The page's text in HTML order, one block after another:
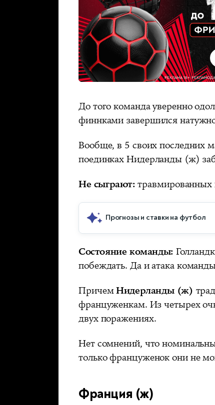
До того команда уверенно
финнками завершился
Вообще, в 5 своих последних
поединках Нидерланды (ж)
Не сыграют:травмированных
Прогнозы и ставки на футбол
Состояние команды:
побеждать. Да и атака
ПричемНидерланды (ж)
француженкам. Из четырех
двух поражениях.
Нет сомнений, что
только француженок они не
Франция (ж)